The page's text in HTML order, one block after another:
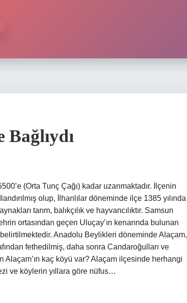
(Orta Tunç Çağı) kadar uzanmaktadır. İlçenin
olup, İlhanlılar döneminde ilçe 1385 yılında
tarım, balıkçılık ve hayvancılıktır. Samsun
ortasından geçen Uluçay’ın kenarında bulunan
Anadolu Beylikleri döneminde Alaçam,
fethedilmiş, daha sonra Candaroğulları ve
Alaçam’ın kaç köyü var? Alaçam ilçesinde herhangi
ve köylerin yıllara göre nüfus…